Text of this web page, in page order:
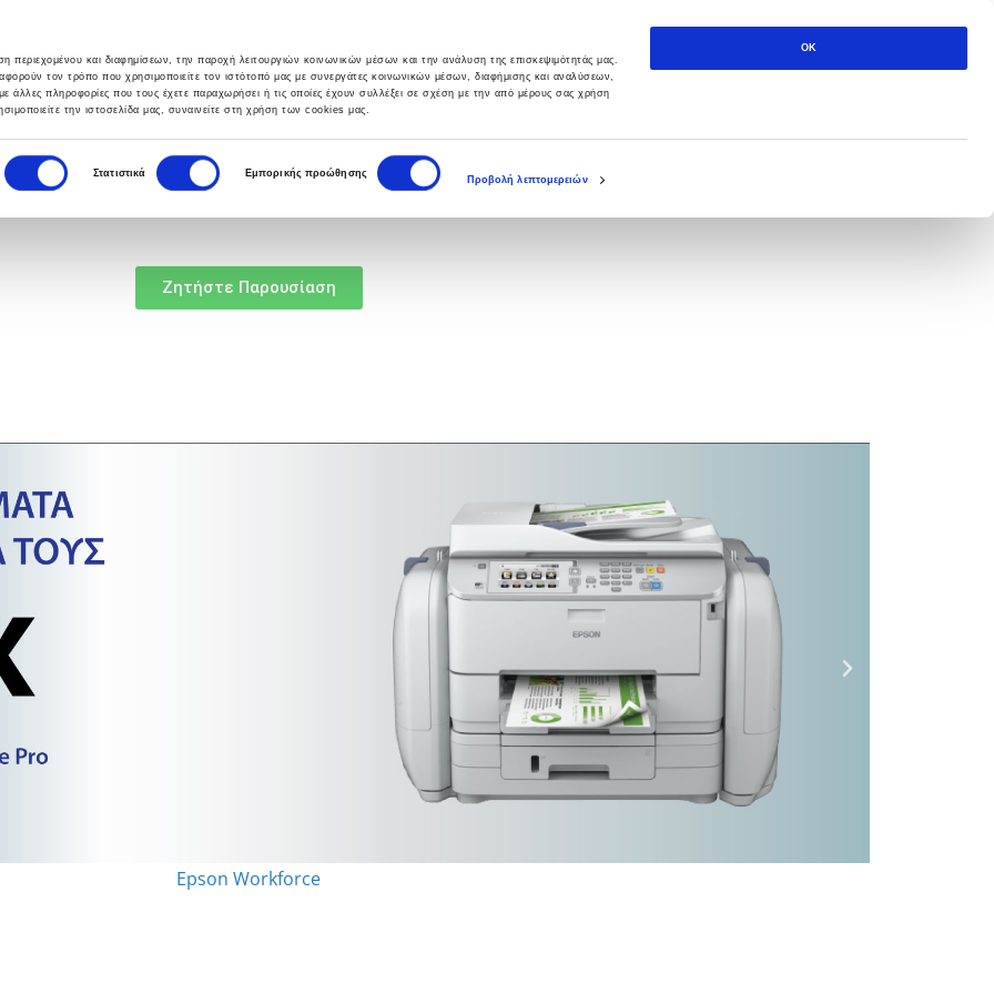
περιεχομένου και διαφημίσεων, την παροχή λειτουργιών κοινωνικών μέσων και την ανάλυση της επισκεψιμότητάς μας.
τον τρόπο που χρησιμοποιείτε τον ιστότοπό μας με συνεργάτες κοινωνικών μέσων, διαφήμισης και αναλύσεων,
άλλες πληροφορίες που τους έχετε παραχωρήσει ή τις οποίες έχουν συλλέξει σε σχέση με την από μέρους σας χρήση
την ιστοσελίδα μας, συναινείτε στη χρήση των cookies μας.
Στατιστικά Εμπορικής προώθησης
Προβολή λεπτομερειών
OK
HELPDESK BLOG ΕΠΙΚΟΙΝΩΝΙΑ
Ζητήστε Παρουσίαση
Epson Workforce